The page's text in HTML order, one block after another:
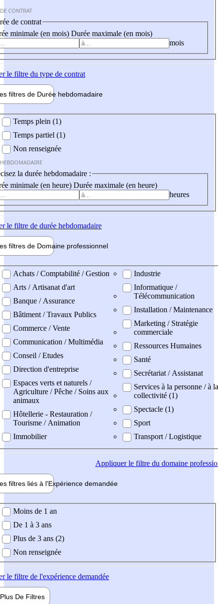
CONTRAT
de contrat
minimale (en mois) Durée maximale (en mois)
mois
le filtre du type de contrat
filtres de Durée hebdomadaire
Temps plein (1)
Temps partiel (1)
Non renseignée
la durée hebdomadaire :
minimale (en heure) Durée maximale (en heure)
heures
le filtre de durée hebdomadaire
filtres de Domaine professionnel
professionel
Achats / Comptabilité / Gestion
Arts / Artisanat d'art
Banque / Assurance
Bâtiment / Travaux Publics
Commerce / Vente
Communication / Multimédia
Conseil / Etudes
Direction d'entreprise
Espaces verts et naturels /
Agriculture / Pêche / Soins aux
animaux
Hôtellerie - Restauration /
Tourisme / Animation
Immobilier
Industrie
Informatique /
Télécommunication
Installation / Maintenance
Marketing / Stratégie
commerciale
Ressources Humaines
Santé
Secrétariat / Assistanat
Services à la personne / à la
collectivité (1)
Spectacle (1)
Sport
Transport / Logistique
Appliquerle filtre du domaine
filtres liés à l'Expérience demandée
demandée
Moins de 1 an
De 1 à 3 ans
Plus de 3 ans (2)
Non renseignée
le filtre de l'expérience demandée
Plus De Filtres